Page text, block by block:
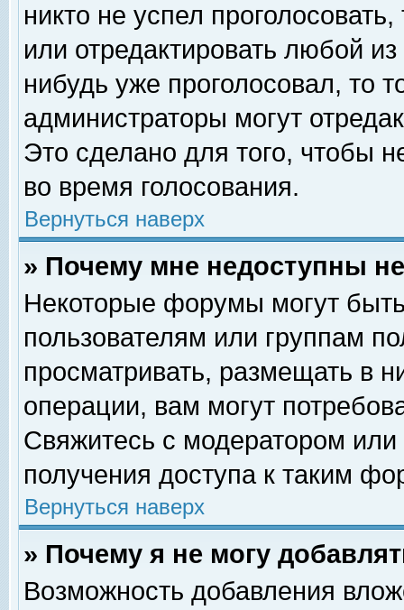
никто не успел
или отредактировать любой
нибудь уже проголосовал, то
администраторы могут
Это сделано для того, чтобы
во время голосования.
Вернуться наверх
» Почему мне недоступны
Некоторые форумы могут
пользователям или группам
просматривать, размещать в
операции, вам могут
Свяжитесь с модератором
получения доступа к таким
Вернуться наверх
» Почему я не могу
Возможность добавления